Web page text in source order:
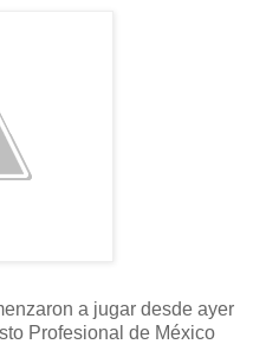
a jugar desde ayer
Profesional de México